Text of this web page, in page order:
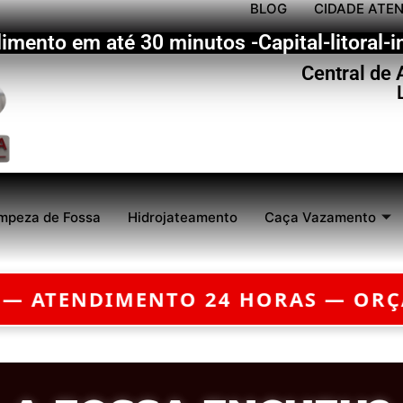
BLOG CIDADE
em até 30 minutos -Capital-litoral-
Central de
de Fossa Hidrojateamento Caça Vazamento
GRÁTIS — EMERGÊNCIA?